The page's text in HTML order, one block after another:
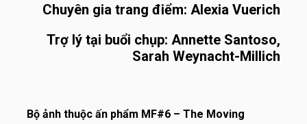
Chuyên gia trang điểm: Alexia Vuerich
Trợ lý tại buổi chụp: Annette Santoso,
Sarah Weynacht-Millich
Bộ ảnh thuộc ấn phẩm MF#6 – The Moving